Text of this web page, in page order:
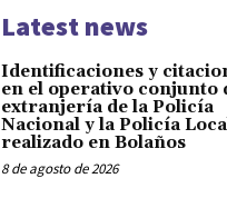
Latest news
Identificaciones y
en el operativo conjunto
extranjería de la Policía
Nacional y la Policía
realizado en Bolaños
8 de agosto de 2026